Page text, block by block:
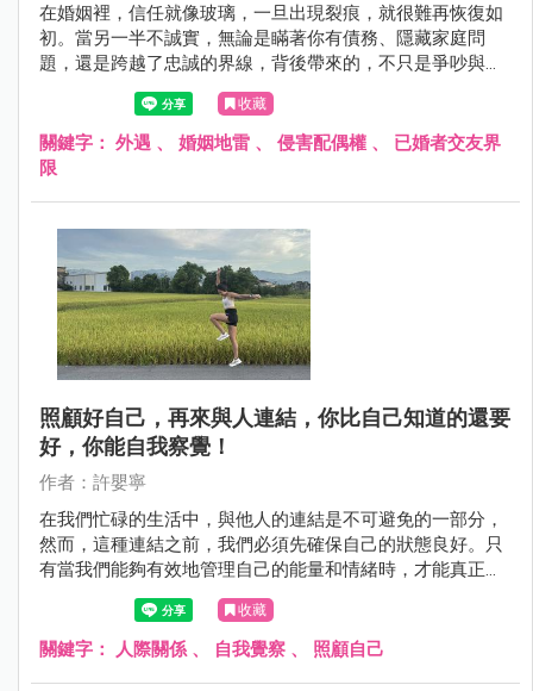
在婚姻裡，信任就像玻璃，一旦出現裂痕，就很難再恢復如
初。當另一半不誠實，無論是瞞著你有債務、隱藏家庭問
題，還是跨越了忠誠的界線，背後帶來的，不只是爭吵與不
安，更可能是整段關係的崩毀。這不是危言聳聽，而是許多
真實案例的縮影——尤其當交友軟體、曖昧訊息和「只是朋
友」的藉口交織在一起時，婚姻就像踩在薄冰上，隨時可能
破裂。
收藏
關鍵字： 外遇 、 婚姻地雷 、 侵害配偶權 、 已婚者交友界
限
照顧好自己，再來與人連結，你比自己知道的還要
好，你能自我察覺！
作者：許嬰寧
在我們忙碌的生活中，與他人的連結是不可避免的一部分，
然而，這種連結之前，我們必須先確保自己的狀態良好。只
有當我們能夠有效地管理自己的能量和情緒時，才能真正投
入並享受與他人的互動。
收藏
關鍵字： 人際關係 、 自我覺察 、 照顧自己